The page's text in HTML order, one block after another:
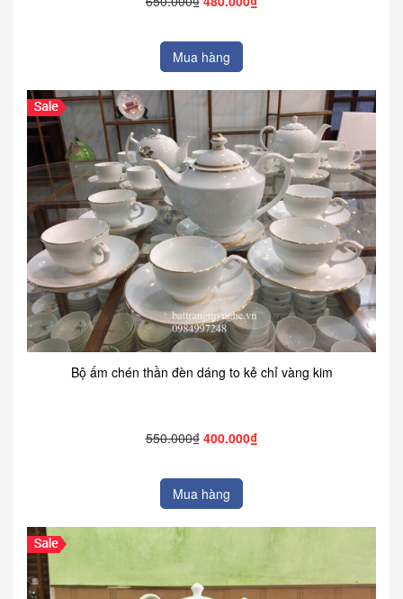
Mua hàng
Bộ ấm chén thần đèn dáng to kẻ chỉ vàng kim
550.000₫ 400.000₫
Mua hàng